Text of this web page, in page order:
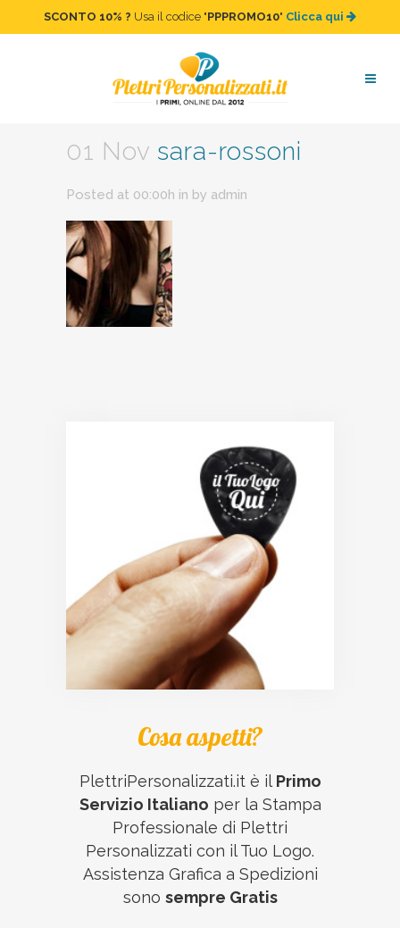
SCONTO 10% ? Usa il codice "PPPROMO10" Clicca qui
sara-rossoni
01 Nov sara-rossoni
Posted at 00:00h in by admin
Cosa aspetti?
PlettriPersonalizzati.it è il Primo
Servizio Italiano per la Stampa
Professionale di Plettri
Personalizzati con il Tuo Logo.
Assistenza Grafica a Spedizioni
sono sempre Gratis